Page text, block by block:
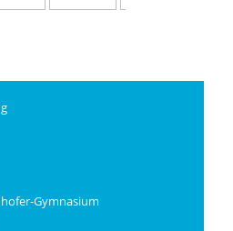
Gymnasium